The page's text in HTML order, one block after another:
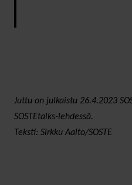
Juttu on julkaistu 26.4.2023
SOSTEtalks-lehdessä.
Teksti: Sirkku Aalto/SOSTE